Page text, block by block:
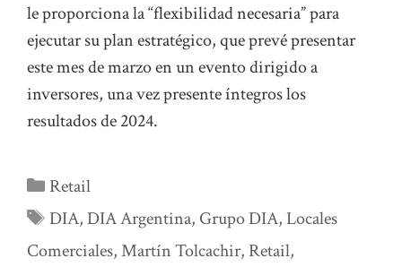
le proporciona la “flexibilidad necesaria” para
ejecutar su plan estratégico, que prevé presentar
este mes de marzo en un evento dirigido a
inversores, una vez presente íntegros los
resultados de 2024.
Categorías
Retail
Etiquetas
DIA,DIA Argentina, Grupo DIA,Locales
Comerciales,Martín Tolcachir, Retail,